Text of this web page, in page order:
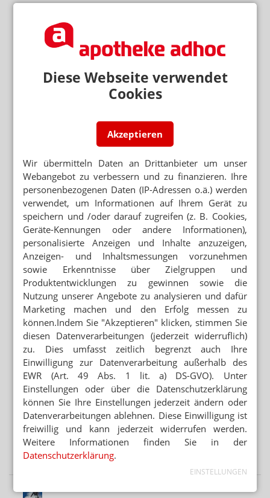
Diese Webseite verwendet
Cookies
Akzeptieren
Wir übermitteln Daten an Drittanbieter um unser
Webangebot zu verbessern und zu finanzieren. Ihre
personenbezogenen Daten (IP-Adressen o.ä.) werden
verwendet, um Informationen auf Ihrem Gerät zu
speichern und /oder darauf zugreifen (z. B. Cookies,
Geräte-Kennungen oder andere Informationen),
personalisierte Anzeigen und Inhalte anzuzeigen,
Anzeigen- und Inhaltsmessungen vorzunehmen
sowie Erkenntnisse über Zielgruppen und
Produktentwicklungen zu gewinnen sowie die
Nutzung unserer Angebote zu analysieren und dafür
Marketing machen und den Erfolg messen zu
können.Indem Sie "Akzeptieren" klicken, stimmen Sie
diesen Datenverarbeitungen (jederzeit widerruflich)
zu. Dies umfasst zeitlich begrenzt auch Ihre
Einwilligung zur Datenverarbeitung außerhalb des
EWR (Art. 49 Abs. 1 lit. a) DS-GVO). Unter
Einstellungen oder über die Datenschutzerklärung
können Sie Ihre Einstellungen jederzeit ändern oder
Datenverarbeitungen ablehnen. Diese Einwilligung ist
freiwillig und kann jederzeit widerrufen werden.
Weitere Informationen finden Sie in der
Datenschutzerklärung.
EINSTELLUNGEN
Unbekannte legen Mohren-Apotheke in Ketten
BÜRGERMEISTER EINGESCHALTET
Mohren-Apothekerin: Lasst uns endlich reden!
PROTESTE, PETITIONEN,
Streit um Mohren-Apotheke eskaliert
Mehr zum Thema
ENTSORGUNG ERFOLGT EIGENSTÄNDIG
Pikrinsäure sorgt für Großaufgebot der Feuerwehr
REZEPTFÄLSCHUNG AUFGEFLOGEN
Lonsurf-Rezept: Arzt-Adresse machte stutzig
REISEAPOTHEKE RECHTZEITIG PLANEN
Medikamente im Ausland: „Mehr als 10 Prozent
gefälscht“
Mehr aus Ressort
TEAM KÄMPFT UM KOLLEGEN
Apotheker muss als PKA arbeiten
„GERECHT! GESUND! GENIESSEN!“
Hanfparade: Demonstranten fordern umfassende
Legalisierung
„ES GEHT UM DIE ZUKUNFT UNSERER KINDER“
Kinder und soziale Medien: Ärzte kritisieren
Elternversagen